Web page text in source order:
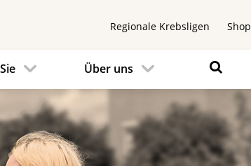
Regionale Krebsligen Shop
Über uns